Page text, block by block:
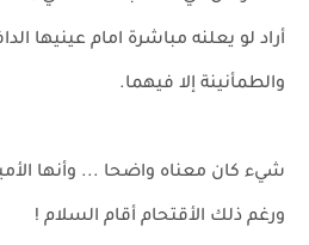
أراد لو يعلنه مباشرة امام عينيها
والطمأنينة إلا فيهما.
شيء كان معناه واضحا ... وأنها
ورغم ذلك الأقتحام أقام السلام !